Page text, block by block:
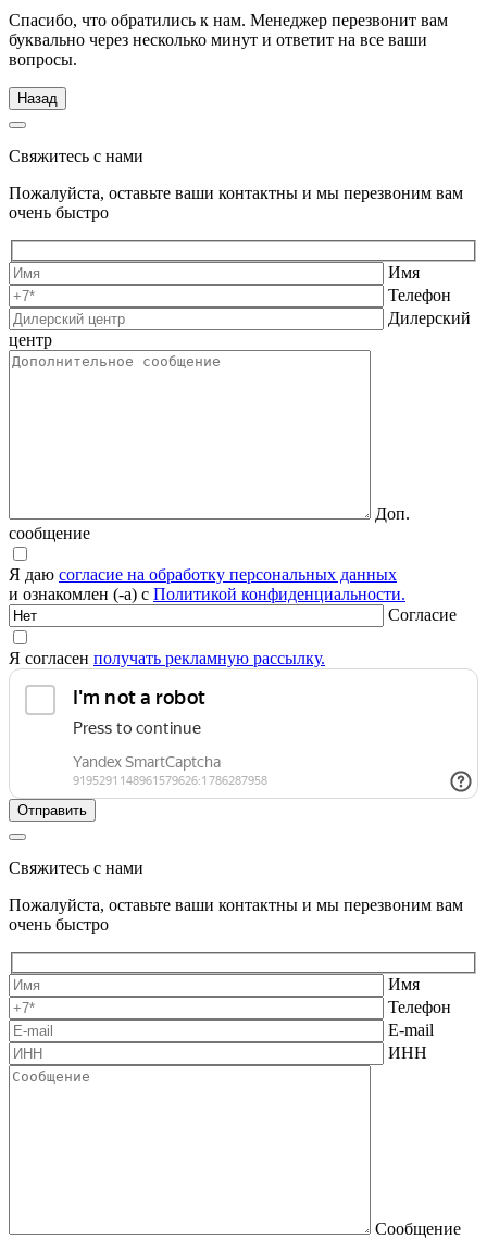
Спасибо, что обратились к нам. Менеджер перезвонит вам
буквально через несколько минут и ответит на все ваши
вопросы.
Назад
Свяжитесь с нами
Пожалуйста, оставьте ваши контактны и мы перезвоним вам
очень быстро
Имя
Телефон
Дилерский
центр
Доп.
сообщение
Я даю согласие на обработку персональных данных
и ознакомлен (-а) с Политикой конфиденциальности.
Согласие
Я согласен получать рекламную рассылку.
Свяжитесь с нами
Пожалуйста, оставьте ваши контактны и мы перезвоним вам
очень быстро
Имя
Телефон
E-mail
ИНН
Сообщение